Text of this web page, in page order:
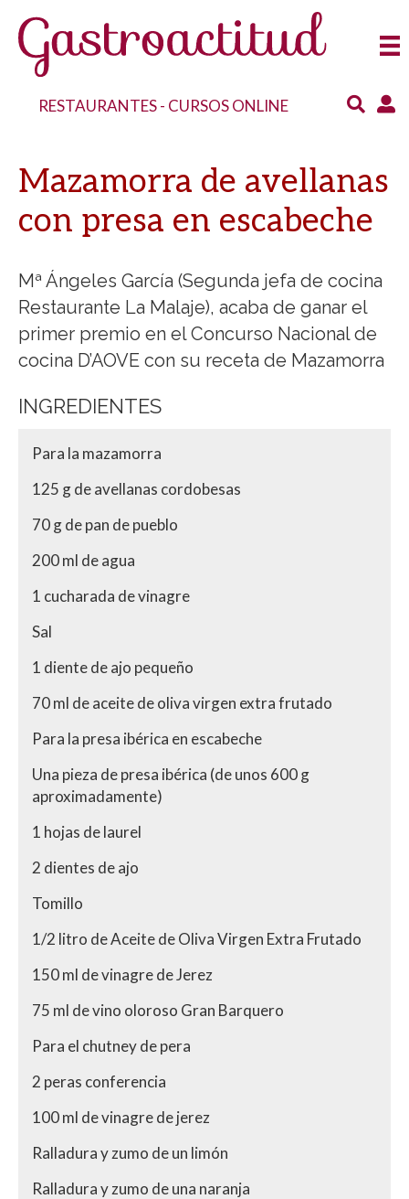
RESTAURANTES- CURSOS ONLINE
Mazamorra de avellanas
con presa en escabeche
Mª Ángeles García (Segunda jefa de cocina
Restaurante La Malaje), acaba de ganar el
primer premio en el Concurso Nacional de
cocina D’AOVE con su receta de Mazamorra
INGREDIENTES
Para la mazamorra
125 g de avellanas cordobesas
70 g de pan de pueblo
200 ml de agua
1 cucharada de vinagre
Sal
1 diente de ajo pequeño
70 ml de aceite de oliva virgen extra frutado
Para la presa ibérica en escabeche
Una pieza de presa ibérica (de unos 600 g
aproximadamente)
1 hojas de laurel
2 dientes de ajo
Tomillo
1/2 litro de Aceite de Oliva Virgen Extra Frutado
150 ml de vinagre de Jerez
75 ml de vino oloroso Gran Barquero
Para el chutney de pera
2 peras conferencia
100 ml de vinagre de jerez
Ralladura y zumo de un limón
Ralladura y zumo de una naranja